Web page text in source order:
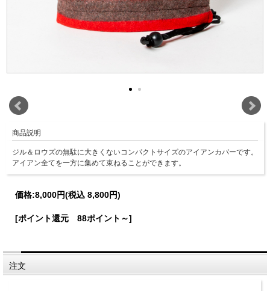
商品説明
ジル＆ロウズの無駄に大きくないコンパクトサイズのアイアンカバーです。
アイアン全てを一方に集めて束ねることができます。
価格:8,000円(税込 8,800円)
[ポイント還元 88ポイント～]
注文